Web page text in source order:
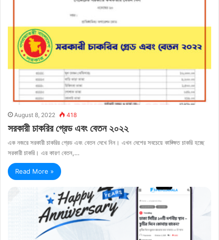
August 8, 2022 418
সরকারী চাকরির গ্রেড এবং বেতন ২০২২
এক নজরে সরকারী চাকরির গ্রেড এবং বেতন দেখে নিন। এখন দেশের সবচেয়ে কাঙ্ক্ষিত চাকরি হচ্ছে
সরকারী চাকরি। এর কারণ বেতন,…
Read More »